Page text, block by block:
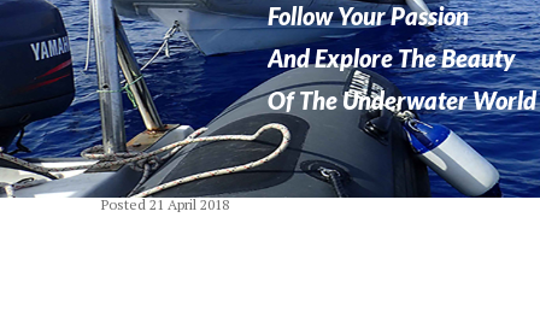
Follow Your Passion
And Explore The Beauty
Of The Underwater World
Posted 21 April 2018